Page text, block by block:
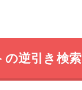
の逆引き検索